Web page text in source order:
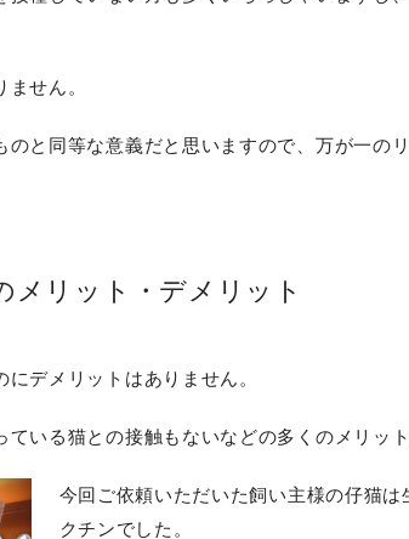
せん。
と同等な意義だと思いますので、万が一の
メリット・デメリット
デメリットはありません。
いる猫との接触もないなどの多くのメリット
今回ご依頼いただいた飼い主様の仔猫
クチンでした。